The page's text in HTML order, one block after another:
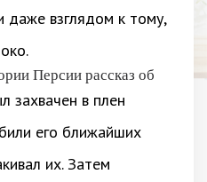
даже взглядом к тому,
Персии рассказ об
захвачен в плен
его ближайших
их. Затем